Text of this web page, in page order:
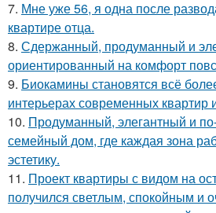
7. Мне уже 56, я одна после
квартире отца.
8. Сдержанный, продуманный и
ориентированный на комфорт
9. Биокамины становятся всё
интерьерах современных квартир
10. Продуманный, элегантный и
семейный дом, где каждая зона
эстетику.
11. Проект квартиры с видом на
получился светлым, спокойным и